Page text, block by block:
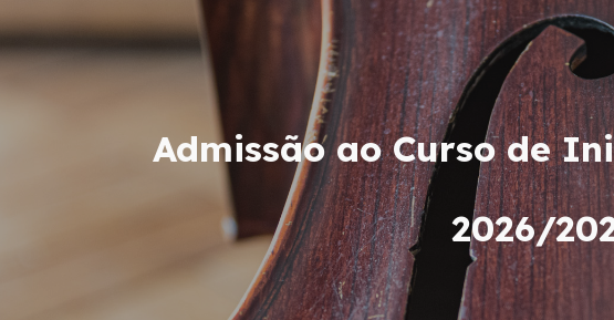
Skip to main content Skip to
Admissão ao Curso de
2026/